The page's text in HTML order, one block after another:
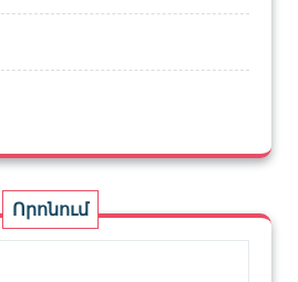
Որոնում